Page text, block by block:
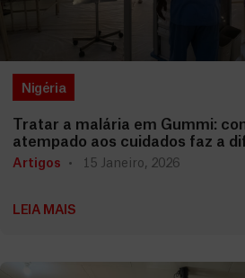
Nigéria
Tratar a malária em Gummi:
atempado aos cuidados faz a
Artigos 15 Janeiro, 2026
LEIA MAIS